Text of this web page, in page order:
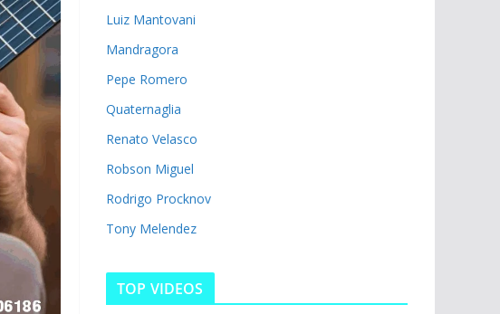
Luiz Mantovani
Mandragora
Pepe Romero
Quaternaglia
Renato Velasco
Robson Miguel
Rodrigo Procknov
Tony Melendez
TOP VIDEOS